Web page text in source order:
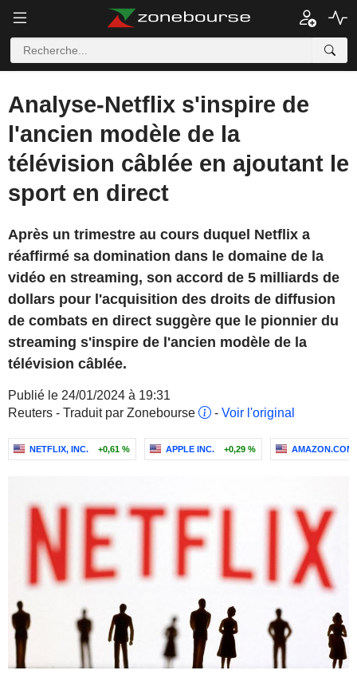
Analyse-Netflix s'inspire de
l'ancien modèle de la
télévision câblée en ajoutant le
sport en direct
Après un trimestre au cours duquel Netflix a
réaffirmé sa domination dans le domaine de la
vidéo en streaming, son accord de 5 milliards de
dollars pour l'acquisition des droits de diffusion
de combats en direct suggère que le pionnier du
streaming s'inspire de l'ancien modèle de la
télévision câblée.
Publié le 24/01/2024 à 19:31
Reuters - Traduit par Zonebourse
- Voir l'original
NETFLIX, INC. +0,61 % APPLE INC. +0,29 %